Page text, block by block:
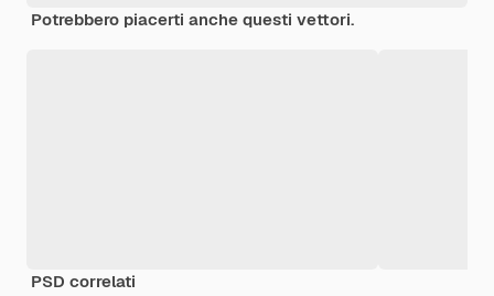
Potrebbero piacerti anche questi vettori.
PSD correlati